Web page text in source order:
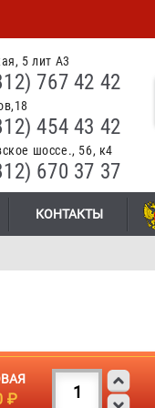
5 лит А3
767 42 42
454 43 42
шоссе., 56, к4
670 37 37
КОНТАКТЫ
₽